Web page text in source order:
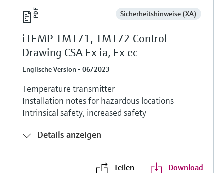
Sicherheitshinweise (XA)
iTEMP TMT71, TMT72 Control
Drawing CSA Ex ia, Ex ec
Englische Version - 06/2023
Temperature transmitter
Installation notes for hazardous locations
Intrinsical safety, increased safety
Details anzeigen
Teilen Download